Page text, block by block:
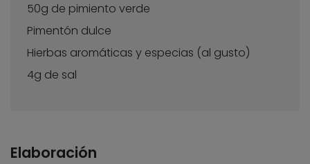
50g de pimiento verde
Pimentón dulce
Hierbas aromáticas y especias (al gusto)
4g de sal
Elaboración